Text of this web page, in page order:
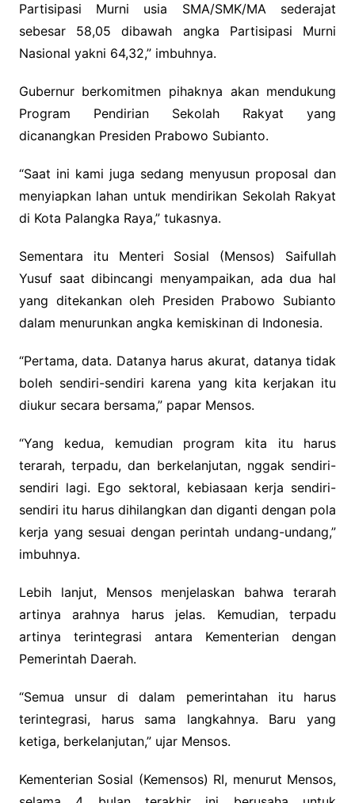
Partisipasi Murni usia SMA/SMK/MA sederajat
sebesar 58,05 dibawah angka Partisipasi Murni
Nasional yakni 64,32,” imbuhnya.
Gubernur berkomitmen pihaknya akan mendukung
Program Pendirian Sekolah Rakyat yang
dicanangkan Presiden Prabowo Subianto.
“Saat ini kami juga sedang menyusun proposal dan
menyiapkan lahan untuk mendirikan Sekolah Rakyat
di Kota Palangka Raya,” tukasnya.
Sementara itu Menteri Sosial (Mensos) Saifullah
Yusuf saat dibincangi menyampaikan, ada dua hal
yang ditekankan oleh Presiden Prabowo Subianto
dalam menurunkan angka kemiskinan di Indonesia.
“Pertama, data. Datanya harus akurat, datanya tidak
boleh sendiri-sendiri karena yang kita kerjakan itu
diukur secara bersama,” papar Mensos.
“Yang kedua, kemudian program kita itu harus
terarah, terpadu, dan berkelanjutan, nggak sendiri-
sendiri lagi. Ego sektoral, kebiasaan kerja sendiri-
sendiri itu harus dihilangkan dan diganti dengan pola
kerja yang sesuai dengan perintah undang-undang,”
imbuhnya.
Lebih lanjut, Mensos menjelaskan bahwa terarah
artinya arahnya harus jelas. Kemudian, terpadu
artinya terintegrasi antara Kementerian dengan
Pemerintah Daerah.
“Semua unsur di dalam pemerintahan itu harus
terintegrasi, harus sama langkahnya. Baru yang
ketiga, berkelanjutan,” ujar Mensos.
Kementerian Sosial (Kemensos) RI, menurut Mensos,